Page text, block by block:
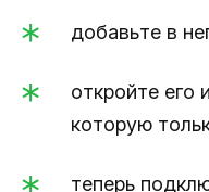
добавьте в
откройте его
которую
теперь